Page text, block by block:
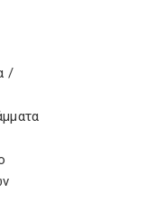
/